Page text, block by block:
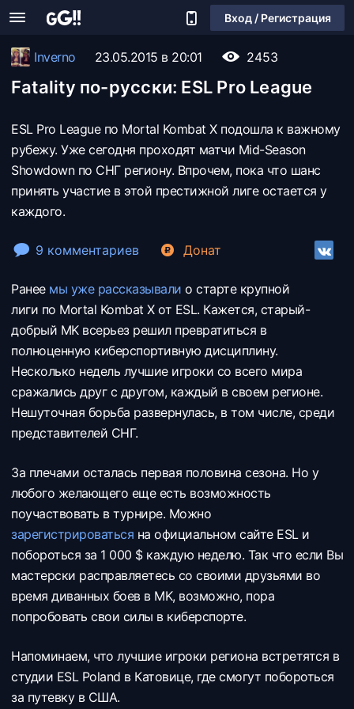
Вход / Регистрация
Inverno 23.05.2015 в 20:01 2453
Fatality по-русски: ESL Pro League
ESL Pro League по Mortal Kombat X подошла к важному
рубежу. Уже сегодня проходят матчи Mid-Season
Showdown по СНГ региону. Впрочем, пока что шанс
принять участие в этой престижной лиге остается у
каждого.
9 комментариев Донат
Ранее мы уже рассказывали о старте крупной
лиги по Mortal Kombat X от ESL. Кажется, старый-
добрый MK всерьез решил превратиться в
полноценную киберспортивную дисциплину.
Несколько недель лучшие игроки со всего мира
сражались друг с другом, каждый в своем регионе.
Нешуточная борьба развернулась, в том числе, среди
представителей СНГ.
За плечами осталась первая половина сезона. Но у
любого желающего еще есть возможность
поучаствовать в турнире. Можно
зарегистрироваться на официальном сайте ESL и
побороться за 1 000 $ каждую неделю. Так что если Вы
мастерски расправляетесь со своими друзьями во
время диванных боев в MK, возможно, пора
попробовать свои силы в киберспорте.
Напоминаем, что лучшие игроки региона встретятся в
студии ESL Poland в Катовице, где смогут побороться
за путевку в США.